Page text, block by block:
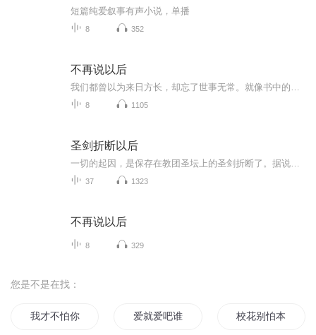
短篇纯爱叙事有声小说，单播
8 352
不再说以后
8 1105
圣剑折断以后
37 1323
不再说以后
8 329
您是不是在找：
我才不怕你呢 爱就爱吧谁怕谁 校花别怕本尊在这